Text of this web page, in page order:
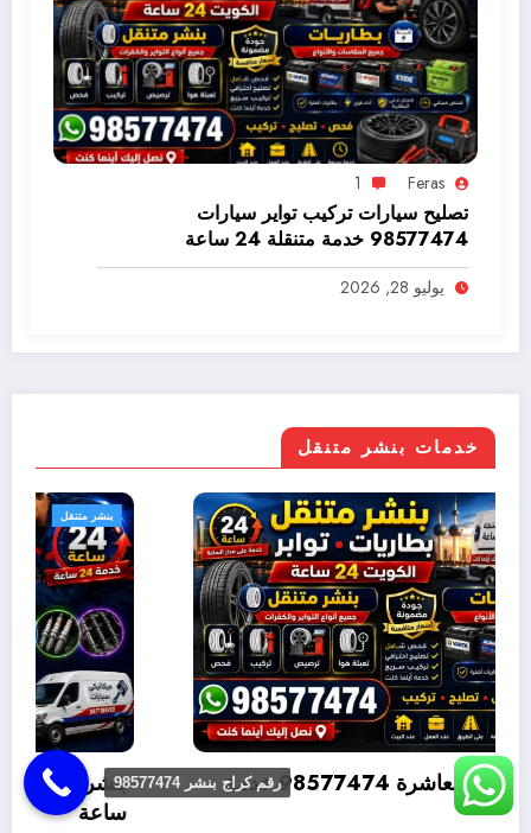
Feras
1
تصليح سيارات تركيب تواير سيارات
98577474 خدمة متنقلة 24 ساعة
يوليو 28, 2026
خدمات بنشر متنقل
بنشر متنقل
بنشر متنقل القصور 98577474 خدمة متنقلة 24 رقم كراج بنشر 98577474